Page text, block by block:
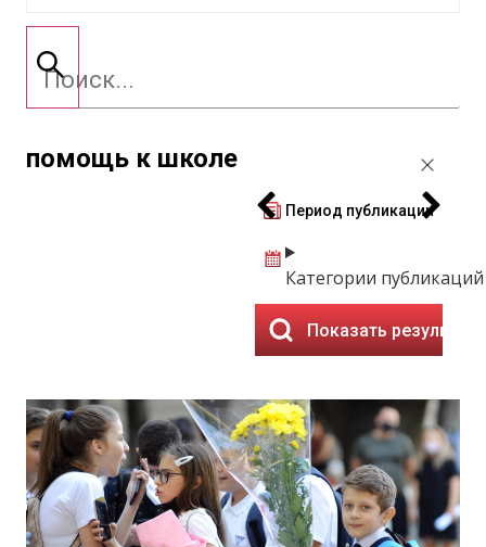
помощь к школе
Период публикации
Категории публикаций
Показать